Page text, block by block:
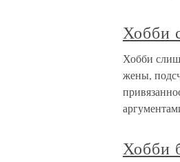
Хобби
Хобби
жены,
Хобби